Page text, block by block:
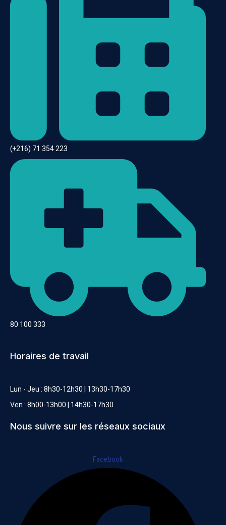
(+216) 71 354 223
80 100 333
Horaires de travail
Lun - Jeu : 8h30-12h30 | 13h30-17h30
Ven : 8h00-13h00 | 14h30-17h30
Nous suivre sur les réseaux sociaux
Facebook